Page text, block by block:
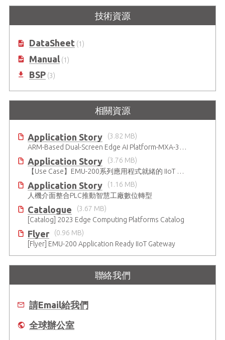
Intel® Apollo Lake-I 處理器超小型
應用程式就緒和可編程的Arm架構
IoT 閘道器
技術資源
DataSheet(1)
Manual(1)
BSP(3)
相關資源
Application Story
(3.82 MB)
ARM-Based Dual-Screen Edge AI Platform-MXA-312M
Application Story
(3.76 MB)
【Use Case】EMU-200系列應用程式就緒的 IIoT 閘道器
Application Story
(1.16 MB)
人機介面整合PLC推動智慧工廠數位轉型
Catalogue
(3.67 MB)
[Catalog] 2023 Edge Computing Platforms Catalog
Flyer
(0.96 MB)
[Flyer] EMU-200 Application Ready IIoT Gateway
聯絡我們
請Email給我們
全球辦公室